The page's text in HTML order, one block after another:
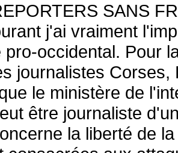
SANS
j'ai vraiment
pro-occidental. Pour
journalistes
le ministère de
être journaliste
la liberté de